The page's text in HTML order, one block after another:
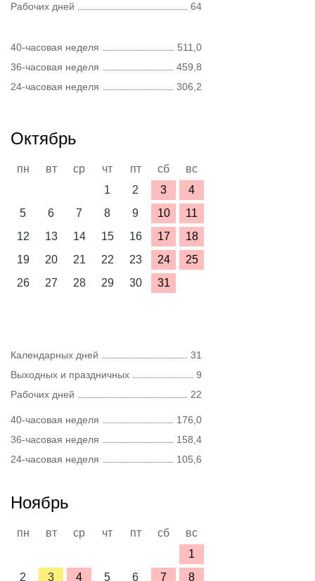
Рабочих дней
64
40-часовая неделя
511,0
36-часовая неделя
459,8
24-часовая неделя
306,2
Октябрь
пн вт ср чт пт сб
вс
1
2 3
4
5
6 7 8 9 10
11
12
13 14 15 16 17
18
19
20 21 22 23 24
25
26
27 28 29 30 31
Календарных дней
31
Выходных и праздничных
9
Рабочих дней
22
40-часовая неделя
176,0
36-часовая неделя
158,4
24-часовая неделя
105,6
Ноябрь
пн вт ср чт пт сб
вс
1
2
3 4 5 6 7 8